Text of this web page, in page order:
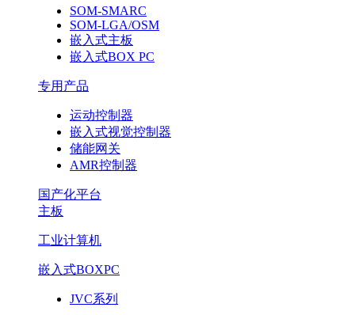
SOM-SMARC
SOM-LGA/OSM
嵌入式主板
嵌入式BOX PC
专用产品
运动控制器
嵌入式视觉控制器
储能网关
AMR控制器
国产化平台
主板
工业计算机
嵌入式BOXPC
JVC系列